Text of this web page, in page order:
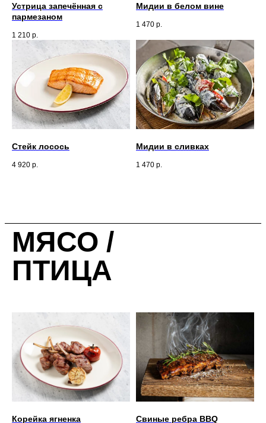
Устрица запечённая с
пармезаном
1 210 р.
Мидии в белом вине
1 470 р.
Стейк лосось
4 920 р.
Мидии в сливках
1 470 р.
МЯСО /
ПТИЦА
Корейка ягненка Свиные ребра BBQ